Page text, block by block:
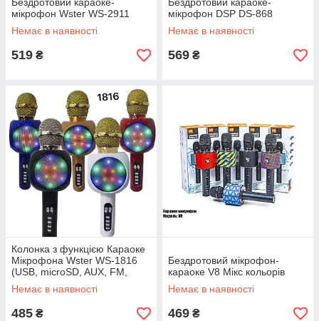
мікрофон Wster WS-2911
Немає в наявності
519 ₴
мікрофон DSP DS-868
Немає в наявності
569 ₴
Колонка з функцією Караоке
Мікрофона Wster WS-1816
(USB, microSD, AUX, FM,
Bluetooth)
Немає в наявності
485 ₴
Бездротовий мікрофон-
караоке V8 Мікс кольорів
Немає в наявності
469 ₴